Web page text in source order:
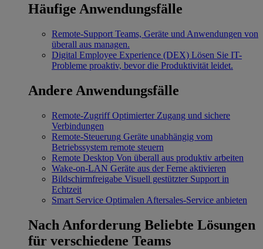
Häufige Anwendungsfälle
Remote-Support Teams, Geräte und Anwendungen von
überall aus managen.
Digital Employee Experience (DEX) Lösen Sie IT-
Probleme proaktiv, bevor die Produktivität leidet.
Andere Anwendungsfälle
Remote-Zugriff Optimierter Zugang und sichere
Verbindungen
Remote-Steuerung Geräte unabhängig vom
Betriebssystem remote steuern
Remote Desktop Von überall aus produktiv arbeiten
Wake-on-LAN Geräte aus der Ferne aktivieren
Bildschirmfreigabe Visuell gestützter Support in
Echtzeit
Smart Service Optimalen Aftersales-Service anbieten
Nach Anforderung Beliebte Lösungen
für verschiedene Teams